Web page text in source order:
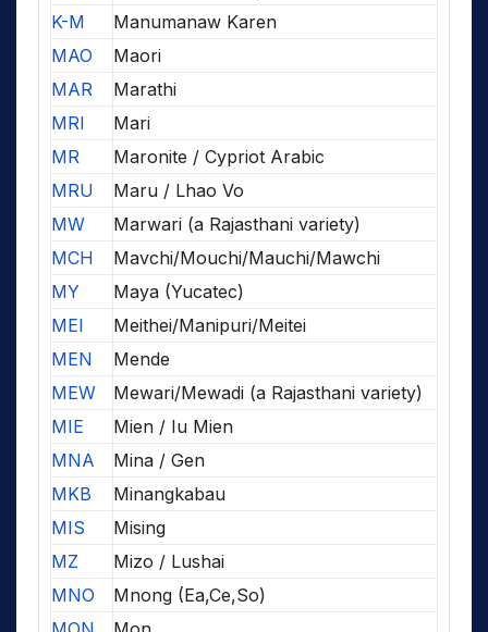
K-M
Manumanaw Karen
MAO
Maori
MAR
Marathi
MRI
Mari
MR
Maronite / Cypriot Arabic
MRU
Maru / Lhao Vo
MW
Marwari (a Rajasthani variety)
MCH
Mavchi/Mouchi/Mauchi/Mawchi
MY
Maya (Yucatec)
MEI
Meithei/Manipuri/Meitei
MEN
Mende
MEW
Mewari/Mewadi (a Rajasthani variety)
MIE
Mien / Iu Mien
MNA
Mina / Gen
MKB
Minangkabau
MIS
Mising
MZ
Mizo / Lushai
MNO
Mnong (Ea,Ce,So)